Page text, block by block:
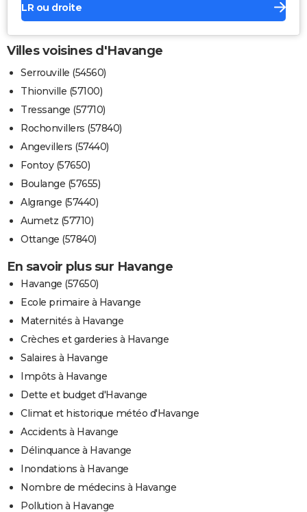
LR ou droite
Villes voisines d'Havange
Serrouville (54560)
Thionville (57100)
Tressange (57710)
Rochonvillers (57840)
Angevillers (57440)
Fontoy (57650)
Boulange (57655)
Algrange (57440)
Aumetz (57710)
Ottange (57840)
En savoir plus sur Havange
Havange (57650)
Ecole primaire à Havange
Maternités à Havange
Crèches et garderies à Havange
Salaires à Havange
Impôts à Havange
Dette et budget d'Havange
Climat et historique météo d'Havange
Accidents à Havange
Délinquance à Havange
Inondations à Havange
Nombre de médecins à Havange
Pollution à Havange